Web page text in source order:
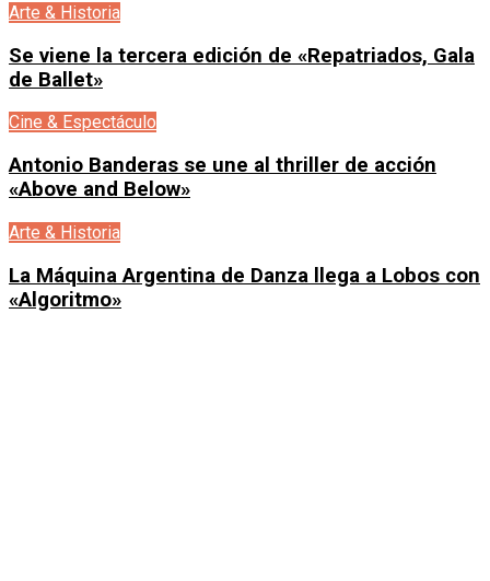
Arte & Historia
Se viene la tercera edición de «Repatriados, Gala
de Ballet»
Cine & Espectáculo
Antonio Banderas se une al thriller de acción
«Above and Below»
Arte & Historia
La Máquina Argentina de Danza llega a Lobos con
«Algoritmo»